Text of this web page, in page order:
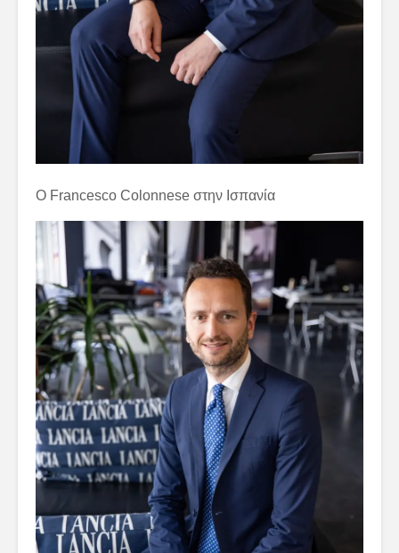
Ο Francesco Colonnese στην Ισπανία